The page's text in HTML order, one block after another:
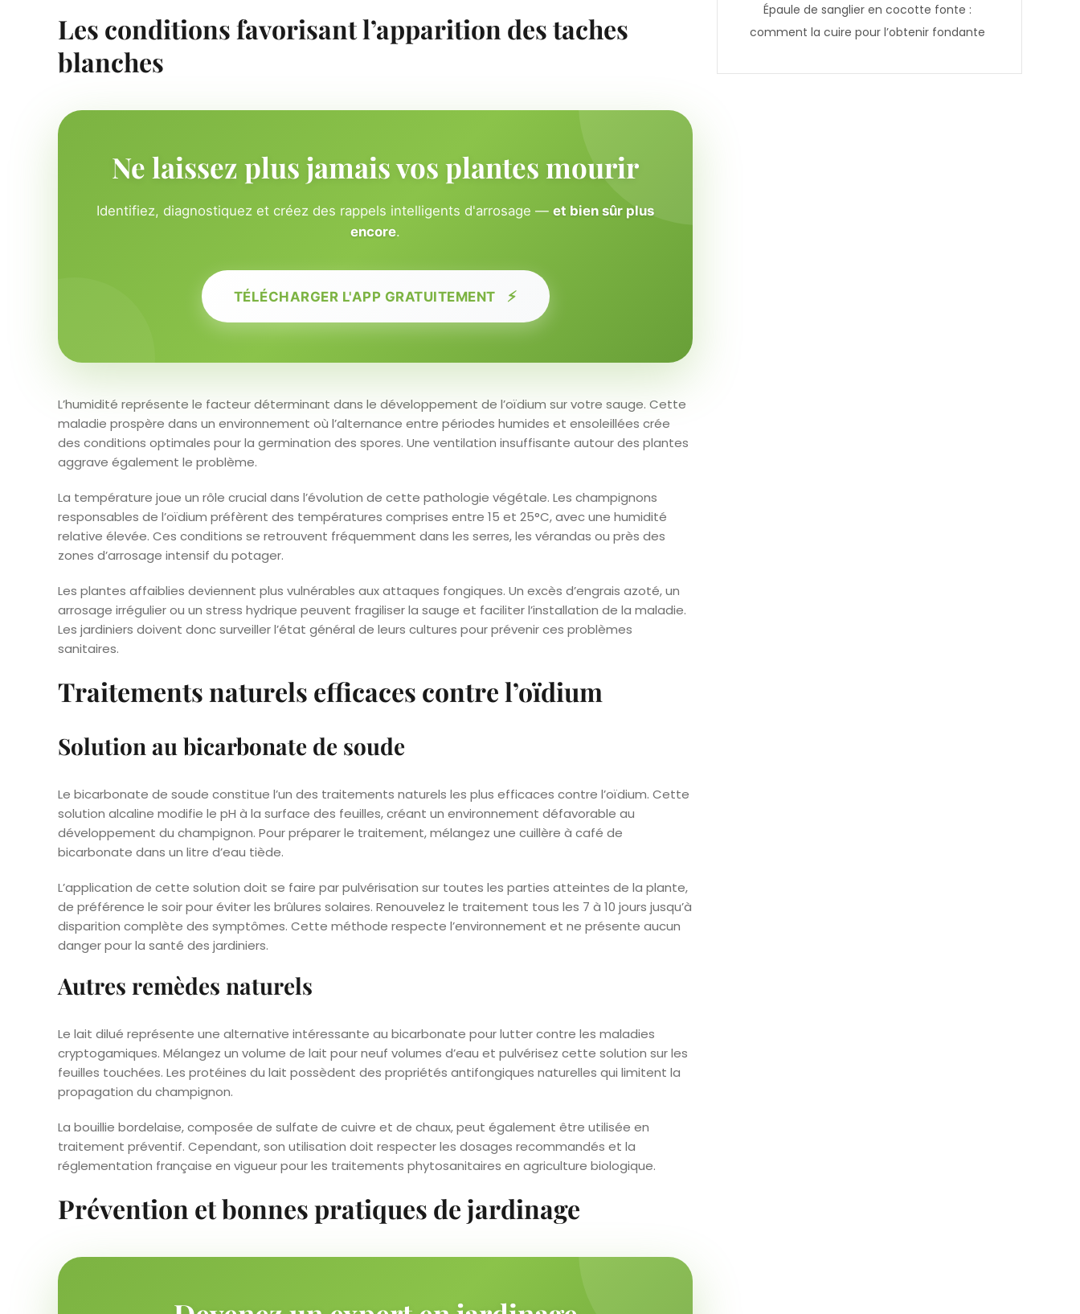
Les conditions favorisant l’apparition des taches
blanches
Ne laissez plus jamais vos plantes mourir
Identifiez, diagnostiquez et créez des rappels intelligents d'arrosage — et bien sûr plus
encore.
TÉLÉCHARGER L'APP GRATUITEMENT ⚡
L’humidité représente le facteur déterminant dans le développement de l’oïdium sur votre sauge. Cette
maladie prospère dans un environnement où l’alternance entre périodes humides et ensoleillées crée
des conditions optimales pour la germination des spores. Une ventilation insuffisante autour des plantes
aggrave également le problème.
La température joue un rôle crucial dans l’évolution de cette pathologie végétale. Les champignons
responsables de l’oïdium préfèrent des températures comprises entre 15 et 25°C, avec une humidité
relative élevée. Ces conditions se retrouvent fréquemment dans les serres, les vérandas ou près des
zones d’arrosage intensif du potager.
Les plantes affaiblies deviennent plus vulnérables aux attaques fongiques. Un excès d’engrais azoté, un
arrosage irrégulier ou un stress hydrique peuvent fragiliser la sauge et faciliter l’installation de la maladie.
Les jardiniers doivent donc surveiller l’état général de leurs cultures pour prévenir ces problèmes
sanitaires.
Traitements naturels efficaces contre l’oïdium
Solution au bicarbonate de soude
Le bicarbonate de soude constitue l’un des traitements naturels les plus efficaces contre l’oïdium. Cette
solution alcaline modifie le pH à la surface des feuilles, créant un environnement défavorable au
développement du champignon. Pour préparer le traitement, mélangez une cuillère à café de
bicarbonate dans un litre d’eau tiède.
L’application de cette solution doit se faire par pulvérisation sur toutes les parties atteintes de la plante,
de préférence le soir pour éviter les brûlures solaires. Renouvelez le traitement tous les 7 à 10 jours jusqu’à
disparition complète des symptômes. Cette méthode respecte l’environnement et ne présente aucun
danger pour la santé des jardiniers.
Autres remèdes naturels
Le lait dilué représente une alternative intéressante au bicarbonate pour lutter contre les maladies
cryptogamiques. Mélangez un volume de lait pour neuf volumes d’eau et pulvérisez cette solution sur les
feuilles touchées. Les protéines du lait possèdent des propriétés antifongiques naturelles qui limitent la
propagation du champignon.
La bouillie bordelaise, composée de sulfate de cuivre et de chaux, peut également être utilisée en
traitement préventif. Cependant, son utilisation doit respecter les dosages recommandés et la
réglementation française en vigueur pour les traitements phytosanitaires en agriculture biologique.
Prévention et bonnes pratiques de jardinage
Épaule de sanglier en cocotte fonte :
comment la cuire pour l’obtenir fondante